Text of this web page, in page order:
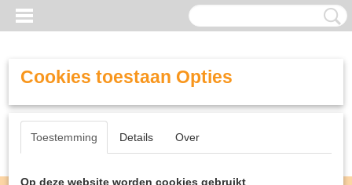
Cookies toestaan Opties
Toestemming Details Over
Op deze website worden cookies gebruikt